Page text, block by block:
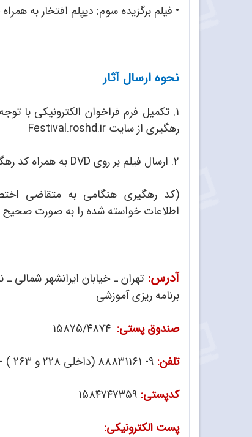
• فیلم برگزیده سوم: دیپلم افتخار به
نحوه ارسال آثار
۱. تکمیل فرم فراخوان الکترونیکی با
رهگیری از سایت Festival.roshd.ir
۲. ارسال فیلم بر روی DVD به همراه کد رهگیری به صورت حضوری یا پستی.
(کد رهگیری هنگامی به متقاضی
اطلاعات خواسته شده را به صورت صحیح
آدرس:
برنامه ریزی آموزشی
صندوق پستی:
تلفن:
کدپستی:
پست الکترونیکی: